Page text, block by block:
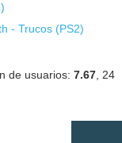
)
- Trucos (PS2)
de usuarios:7.67 24